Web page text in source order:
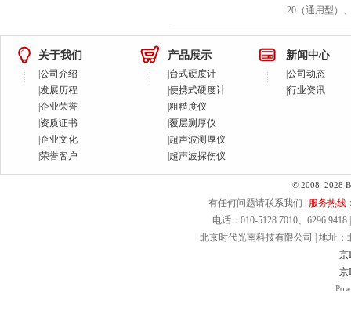
20（通用型）
关于我们
|公司介绍
|发展历程
|企业荣誉
|资质证书
|企业文化
|荣誉客户
产品展示
|台式硬度计
|便携式硬度计
|粗糙度仪
|覆层测厚仪
|超声波测厚仪
|超声波探伤仪
新闻中心
|公司动态
|行业资讯
© 2008–2028
有任何问题请联系我们 | 服务热线
电话：010-5128 7010、6296 9418
北京时代光南科技有限公司 | 地址：
京
京